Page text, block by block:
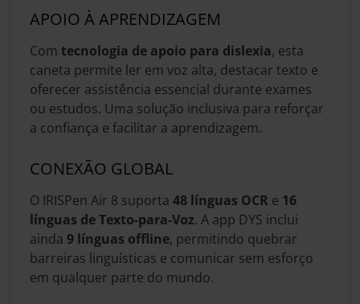
APOIO À APRENDIZAGEM
Com tecnologia de apoio para dislexia, esta
caneta permite ler em voz alta, destacar texto e
oferecer assistência essencial durante exames
ou estudos. Uma solução inclusiva para reforçar
a confiança e facilitar a aprendizagem.
CONEXÃO GLOBAL
O IRISPen Air 8 suporta 48 línguas OCR e 16
línguas de Texto-para-Voz. A app DYS inclui
ainda 9 línguas offline, permitindo quebrar
barreiras linguísticas e comunicar sem esforço
em qualquer parte do mundo.